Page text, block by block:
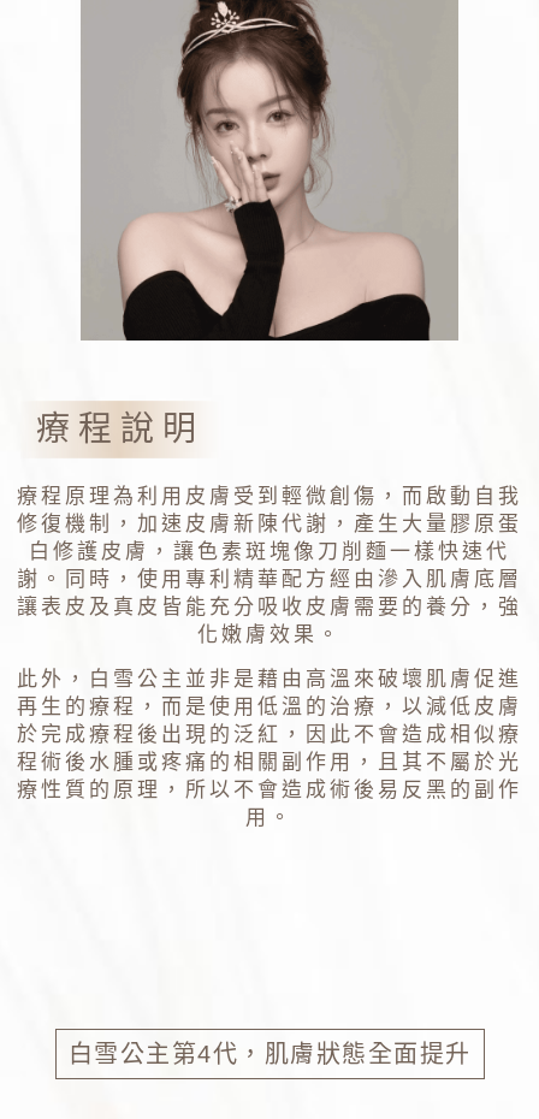
療程說明
療程原理為利用皮膚受到輕微創傷，而啟動自我
修復機制，加速皮膚新陳代謝，產生大量膠原蛋
白修護皮膚，讓色素斑塊像刀削麵一樣快速代
謝。同時，使用專利精華配方經由滲入肌膚底層
讓表皮及真皮皆能充分吸收皮膚需要的養分，強
化嫩膚效果。
此外，白雪公主並非是藉由高溫來破壞肌膚促進
再生的療程，而是使用低溫的治療，以減低皮膚
於完成療程後出現的泛紅，因此不會造成相似療
程術後水腫或疼痛的相關副作用，且其不屬於光
療性質的原理，所以不會造成術後易反黑的副作
用。
白雪公主第4代，肌膚狀態全面提升